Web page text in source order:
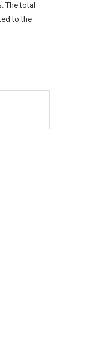
The total
to the